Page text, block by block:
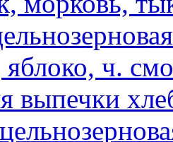
ч.
выпечки